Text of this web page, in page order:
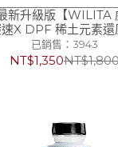
新升級版【WILITA
稀土元素還原劑
對應75公升柴油車)-
使DPF再生，降低再生
已銷售：3943
NT$1,350